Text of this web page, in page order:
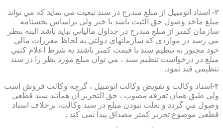
۳- اسناد اتومبيل از مبلغ مندرج در سند تبعيت مي نمايد كه مي تواند
مبلغ ماخذ وصول حق الثبت باشد يا خير ولي براساس بخشنامه
سازمان كمتر از مبلغ مندرج در جداول مالياتي نبايد باشد البته بنظر
مي رسد در مواردي كه سازمانهاي دولتي به لحاظ مقررات مالي
خود مجبور به تنظيم سند با قيمت كمتر باشند به شرط اعلام كتبي
مبلغ در درخواست تنظيم سند ، مي توان مبلغ مورد نظر را در سند
تنظيمي قيد نمود.
۴-اسناد وكالت و تفويض وكالت اتومبيل ، گرچه وكالت فروش است
ولي طبق همان تعرفه مصوب ، حق التحرير آن همانند سند قطعي
وصول مي گردد و بعلت نبودن مبلغ در سند وكالت، برخلاف اسناد
قطعی موضوع تحریر کمتر مصداق پیدا نمی کند .